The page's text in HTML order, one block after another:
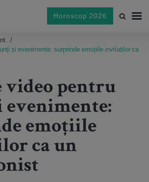
Horoscop 2026
și evenimente: surprinde emoțiile invitaților ca
video pentru
emoțiile
ca un